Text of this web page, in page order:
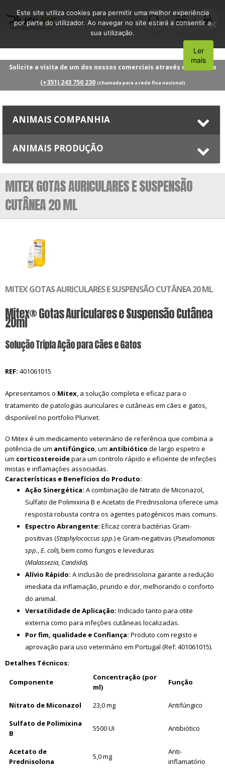
Solicite a visita de um dos nossos comerciais através do número
(+351) 243 750 230 (Chamada para a rede fixa nacional)
ANIMAIS COMPANHIA
ANIMAIS PRODUÇÃO
MITEX GOTAS AURICULARES E SUSPENSÃO
CUTÂNEA 20 ML
MITEX GOTAS AURICULARES E SUSPENSÃO CUTÂNEA 20 ML
Mitex® Gotas Auriculares e Suspensão Cutânea
20ml
Solução Tripla Ação para Cães e Gatos
REF: 401061015
Apresentamos o Mitex, a solução completa e eficaz para o
tratamento de patologias auriculares e cutâneas em cães e gatos,
disponível no portfolio Plurivet.
O Mitex é um medicamento veterinário de referência que combina a
potência de um antifúngico, um antibiótico de largo espetro e
um corticosteroidepara um controlo rápido e eficiente de infeções
mistas e inflamações associadas.
Características e Benefícios do Produto:
Ação Sinergética: A combinação de Nitrato de Miconazol,
Sulfato de Polimixina B e Acetato de Prednisolona oferece uma
resposta robusta contra os agentes patogénicos mais comuns.
Espectro Abrangente: Eficaz contra bactérias Gram-
positivas (Staphylococcus spp.) e Gram-negativas (Pseudomonas
spp.,E. coli), bem como fungos e leveduras
(Malassezia, Candida).
Alívio Rápido: A inclusão de prednisolona garante a redução
imediata da inflamação, prurido e dor, melhorando o conforto
do animal.
Versatilidade de Aplicação: Indicado tanto para otite
externa como para infeções cutâneas localizadas.
Por fim, qualidade e Confiança: Produto com registo e
aprovação para uso veterinário em Portugal (Ref: 401061015).
Detalhes Técnicos:
Componente
Concentração (por
ml)
Função
Nitrato de Miconazol 23,0 mg
Antifúngico
Sulfato de Polimixina
B
5500 UI Antibiótico
Acetato de
Prednisolona
5,0 mg
Anti-
inflamatório
Este site utiliza cookies para permitir uma melhor experiência
por parte do utilizador. Ao navegar no site estará a consentir a
sua utilização.
Aceito
Ler
mais